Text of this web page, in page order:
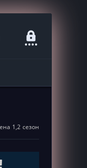
1,2 сезон